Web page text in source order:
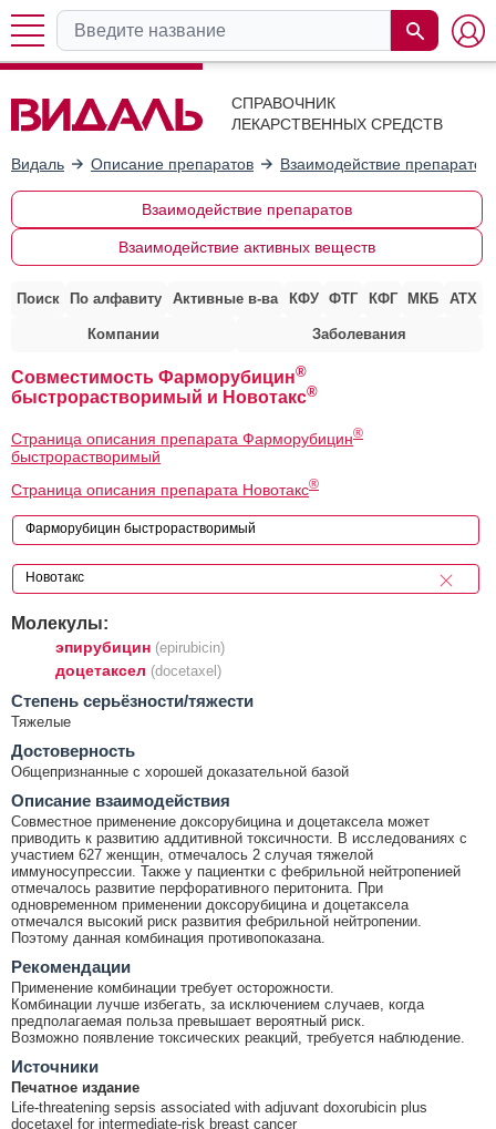
СПРАВОЧНИК
ЛЕКАРСТВЕННЫХ СРЕДСТВ
Видаль Описание препаратов Взаимодействие препаратов
Взаимодействие препаратов
Взаимодействие активных веществ
Поиск По алфавиту Активные в-ва КФУ ФТГ КФГ МКБ АТХ
Компании Заболевания
Совместимость Фарморубицин®
быстрорастворимый и Новотакс®
Страница описания препарата Фарморубицин®
быстрорастворимый
Страница описания препарата Новотакс®
Молекулы:
эпирубицин (epirubicin)
доцетаксел (docetaxel)
Cтепень серьёзности/тяжести
Тяжелые
Достоверность
Общепризнанные с хорошей доказательной базой
Описание взаимодействия
Совместное применение доксорубицина и доцетаксела может
приводить к развитию аддитивной токсичности. В исследованиях с
участием 627 женщин, отмечалось 2 случая тяжелой
иммуносупрессии. Также у пациентки с фебрильной нейтропенией
отмечалось развитие перфоративного перитонита. При
одновременном применении доксорубицина и доцетаксела
отмечался высокий риск развития фебрильной нейтропении.
Поэтому данная комбинация противопоказана.
Рекомендации
Применение комбинации требует осторожности.
Комбинации лучше избегать, за исключением случаев, когда
предполагаемая польза превышает вероятный риск.
Возможно появление токсических реакций, требуется наблюдение.
Источники
Печатное издание
Life-threatening sepsis associated with adjuvant doxorubicin plus
docetaxel for intermediate-risk breast cancer